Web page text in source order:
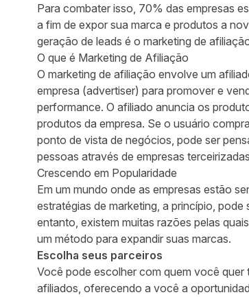
Para combater isso, 70% das empresas
a fim de expor sua marca e produtos a
geração de leads é o marketing de
O que é Marketing de Afiliação
O marketing de afiliação envolve um
empresa (advertiser) para promover e
performance. O afiliado anuncia os
produtos da empresa. Se o usuário
ponto de vista de negócios, pode ser
pessoas através de empresas
Crescendo em Popularidade
Em um mundo onde as empresas estão
estratégias de marketing, a princípio,
entanto, existem muitas razões pelas
um método para expandir suas marcas.
Escolha seus parceiros
Você pode escolher com quem você quer
afiliados, oferecendo a você a